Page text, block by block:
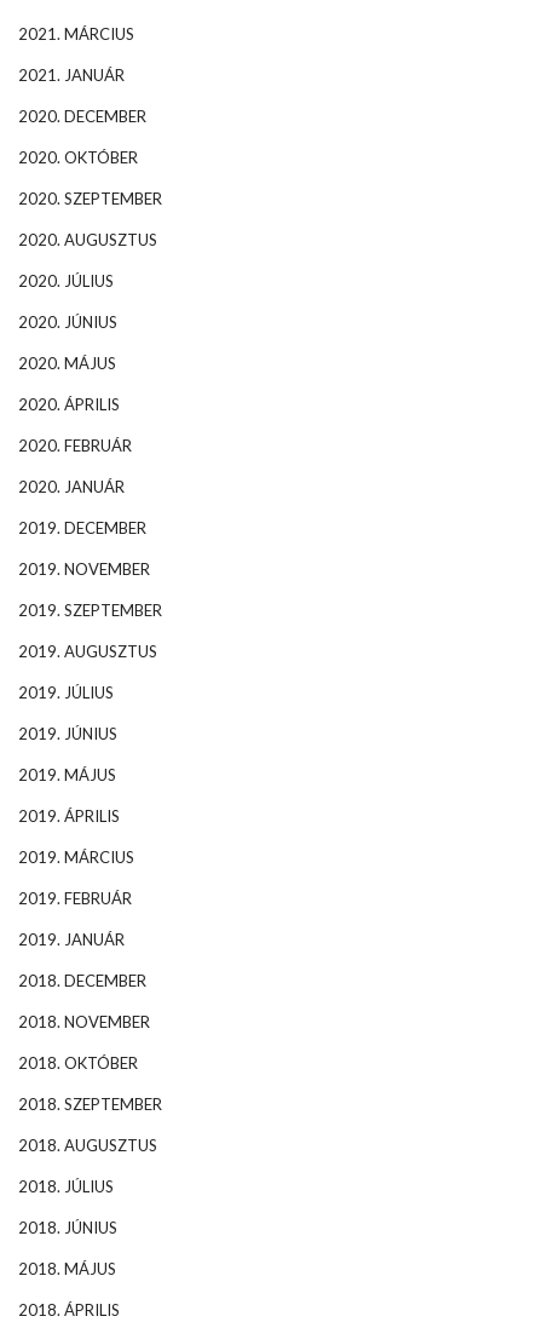
2021. MÁRCIUS
2021. JANUÁR
2020. DECEMBER
2020. OKTÓBER
2020. SZEPTEMBER
2020. AUGUSZTUS
2020. JÚLIUS
2020. JÚNIUS
2020. MÁJUS
2020. ÁPRILIS
2020. FEBRUÁR
2020. JANUÁR
2019. DECEMBER
2019. NOVEMBER
2019. SZEPTEMBER
2019. AUGUSZTUS
2019. JÚLIUS
2019. JÚNIUS
2019. MÁJUS
2019. ÁPRILIS
2019. MÁRCIUS
2019. FEBRUÁR
2019. JANUÁR
2018. DECEMBER
2018. NOVEMBER
2018. OKTÓBER
2018. SZEPTEMBER
2018. AUGUSZTUS
2018. JÚLIUS
2018. JÚNIUS
2018. MÁJUS
2018. ÁPRILIS